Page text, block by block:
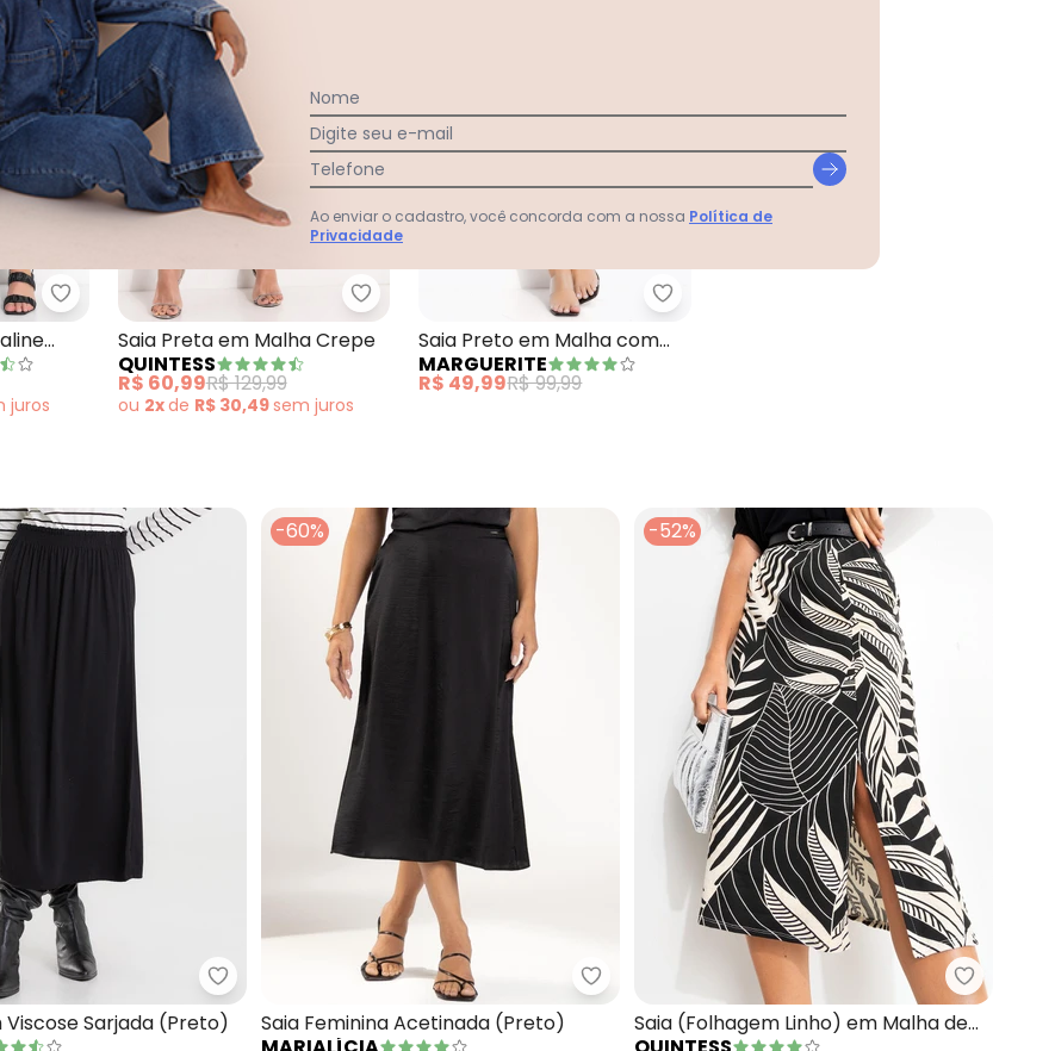
PretoMarguerite - Saia Preta em Bengaline com Bolsos Cargo
juros
Quintess - Saia Preta em Malha Crepe
Saia Preta em Malha Crepe
QUINTESS
R$ 60,99R$ 129,99
ou 2xde R$ 30,49sem juros
Marguerite - Saia Preto em Malha com
Saia Preto em Malha com
Lurex
MARGUERITE
R$ 49,99R$ 99,99
Midi Evase (Preto)Rovitex - Saia Midi em Viscose Sarjada (Preto)
Viscose Sarjada (Preto)
-60%
Marialícia - Saia Feminina Acetinada (Preto)
Saia Feminina Acetinada (Preto)
-52%
Quintess
Saia (Folhagem Linho) em Malha de
Nome
Digite seu e-mail
Telefone
Ao enviar o cadastro, você concorda com a nossa Política de
Privacidade